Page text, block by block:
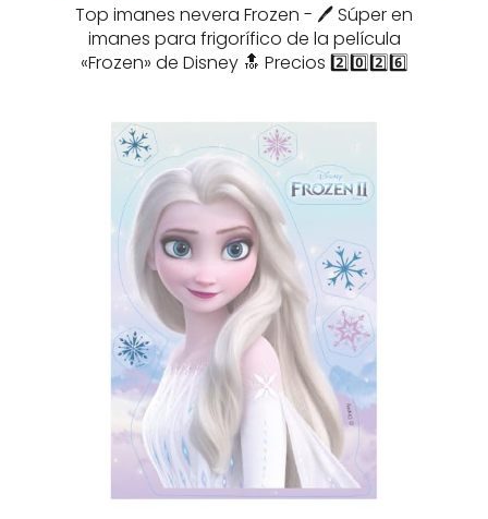
Top imanes nevera Frozen - 🖊️ Súper en
imanes para frigorífico de la película
«Frozen» de Disney 🔝 Precios 2️⃣0️⃣2️⃣6️⃣